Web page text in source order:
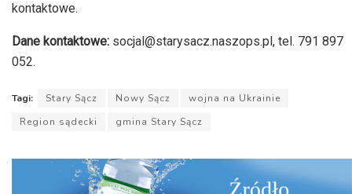
kontaktowe.
Dane kontaktowe: socjal@starysacz.naszops.pl, tel. 791 897
052.
Tagi: Stary Sącz Nowy Sącz
wojna na Ukrainie
Region sądecki
gmina Stary Sącz